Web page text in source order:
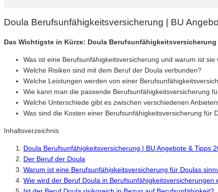
Doula Berufsunfähigkeitsversicherung | BU
Das Wichtigste in Kürze: Doula Berufsunfähigkeitsversicherung
Was ist eine Berufsunfähigkeitsversicherung und warum ist sie
Welche Risiken sind mit dem Beruf der Doula verbunden?
Welche Leistungen werden von einer
Wie kann man die passende Berufsunfähigkeitsversicherung
Welche Unterschiede gibt es zwischen verschiedenen
Was sind die Kosten einer Berufsunfähigkeitsversicherung für
Inhaltsverzeichnis
Doula Berufsunfähigkeitsversicherung | BU Angebote & Tipps
Der Beruf der Doula
Warum ist eine Berufsunfähigkeitsversicherung für Doulas
Wie wird der Beruf Doula in Berufsunfähigkeitsversicherungen